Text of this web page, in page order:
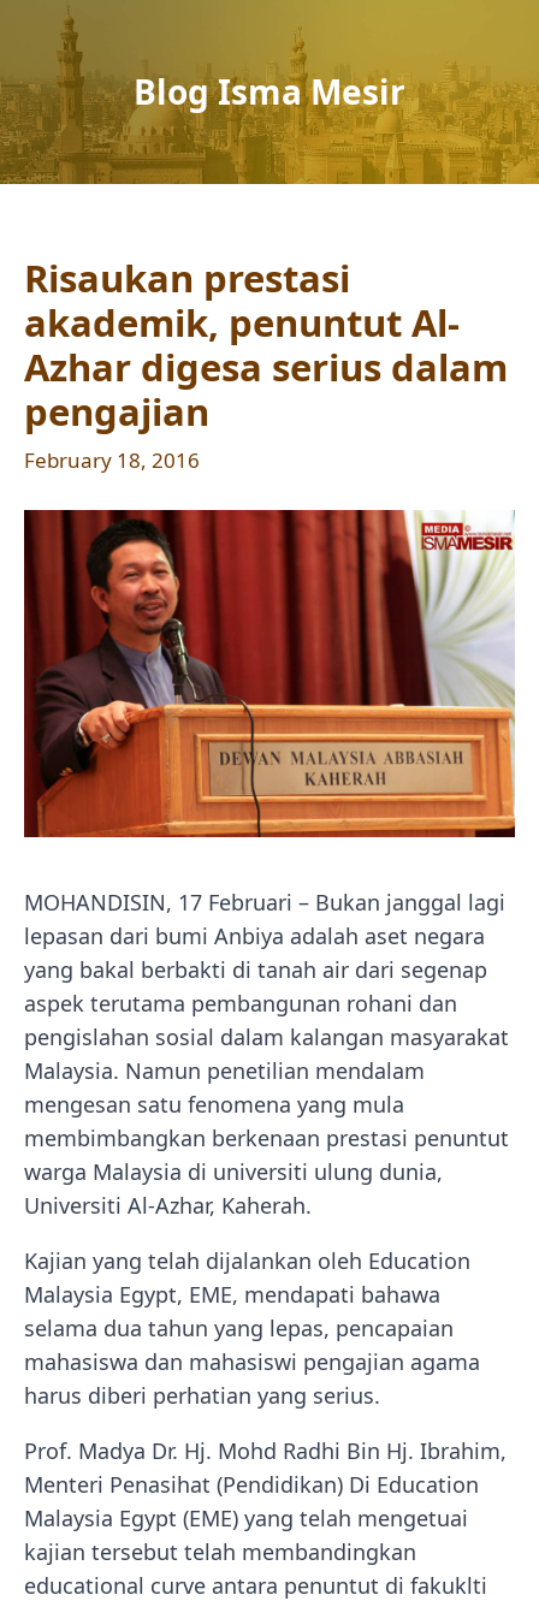
Blog Isma Mesir
Risaukan prestasi
akademik, penuntut Al-
Azhar digesa serius dalam
pengajian
February 18, 2016
MOHANDISIN, 17 Februari – Bukan janggal lagi
lepasan dari bumi Anbiya adalah aset negara
yang bakal berbakti di tanah air dari segenap
aspek terutama pembangunan rohani dan
pengislahan sosial dalam kalangan masyarakat
Malaysia. Namun penetilian mendalam
mengesan satu fenomena yang mula
membimbangkan berkenaan prestasi penuntut
warga Malaysia di universiti ulung dunia,
Universiti Al-Azhar, Kaherah.
Kajian yang telah dijalankan oleh Education
Malaysia Egypt, EME, mendapati bahawa
selama dua tahun yang lepas, pencapaian
mahasiswa dan mahasiswi pengajian agama
harus diberi perhatian yang serius.
Prof. Madya Dr. Hj. Mohd Radhi Bin Hj. Ibrahim,
Menteri Penasihat (Pendidikan) Di Education
Malaysia Egypt (EME) yang telah mengetuai
kajian tersebut telah membandingkan
educational curve antara penuntut di fakuklti